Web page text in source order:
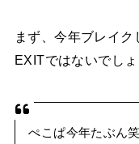
まず、今年ブレイ
EXITではないでしょ
ぺこぱ今年たぶん